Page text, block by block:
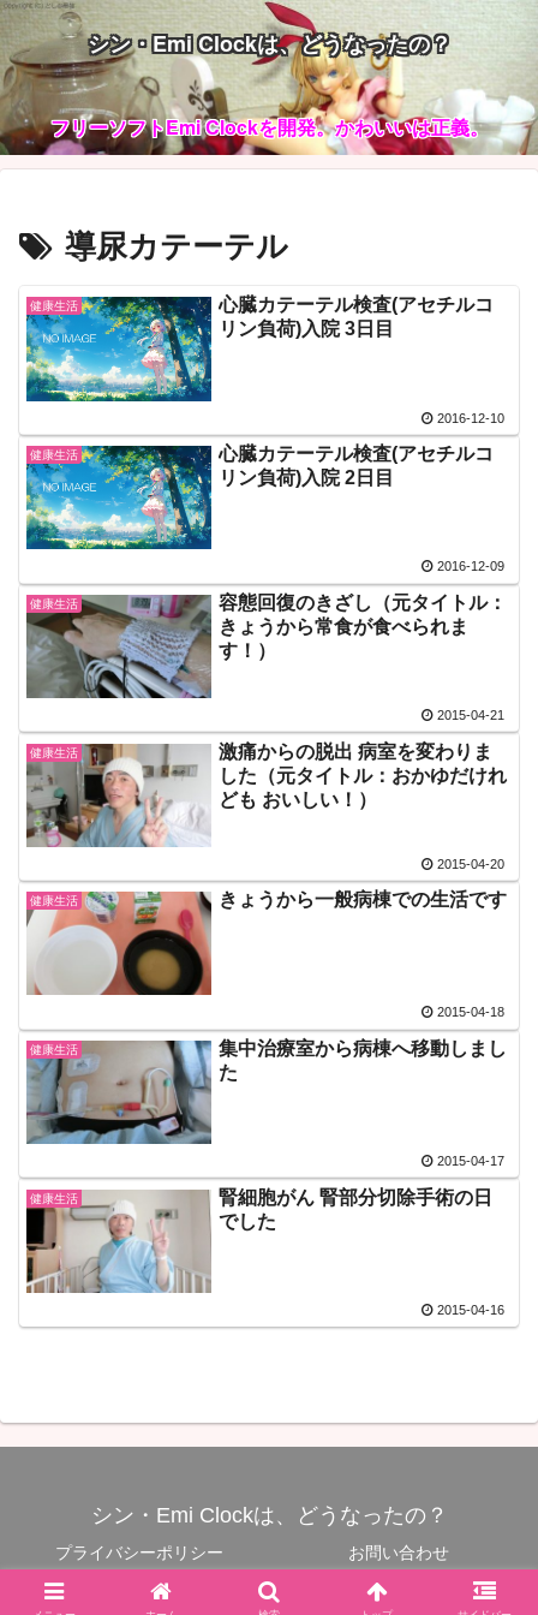
シン・Emi Clockは、どうなったの？
フリーソフトEmi Clockを開発。かわいいは正義。
導尿カテーテル
健康生活
心臓カテーテル検査(アセチルコ
リン負荷)入院 3日目
2016-12-10
健康生活
心臓カテーテル検査(アセチルコ
リン負荷)入院 2日目
2016-12-09
健康生活
容態回復のきざし（元タイトル：
きょうから常食が食べられま
す！）
2015-04-21
健康生活
激痛からの脱出 病室を変わりま
した（元タイトル：おかゆだけれ
ども おいしい！）
2015-04-20
健康生活 きょうから一般病棟での生活です
2015-04-18
健康生活
集中治療室から病棟へ移動しまし
た
2015-04-17
健康生活
腎細胞がん 腎部分切除手術の日
でした
2015-04-16
シン・Emi Clockは、どうなったの？
プライバシーポリシー お問い合わせ
Copyright © 2007-2026 Motosoft All Rights Reserved.